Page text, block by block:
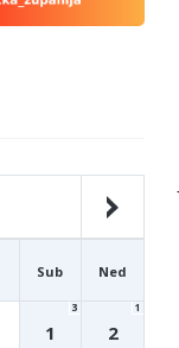
Sub Ned
1
3
2
1